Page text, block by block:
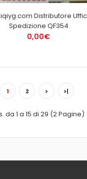
Distributore
Spedizione QF354
0,00€
1 2 > >|
da 1 a 15 di 29 (2 Pagine)